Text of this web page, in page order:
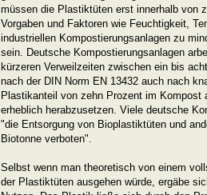
müssen die Plastiktüten erst innerhalb von
Vorgaben und Faktoren wie Feuchtigkeit,
industriellen Kompostierungsanlagen zu
sein. Deutsche Kompostierungsanlagen
kürzeren Verweilzeiten zwischen ein bis
nach der DIN Norm EN 13432 auch nach
Plastikanteil von zehn Prozent im Kompost
erheblich herabzusetzen. Viele deutsche
"die Entsorgung von Bioplastiktüten und
Biotonne verboten".
Selbst wenn man theoretisch von einem
der Plastiktüten ausgehen würde, ergäbe